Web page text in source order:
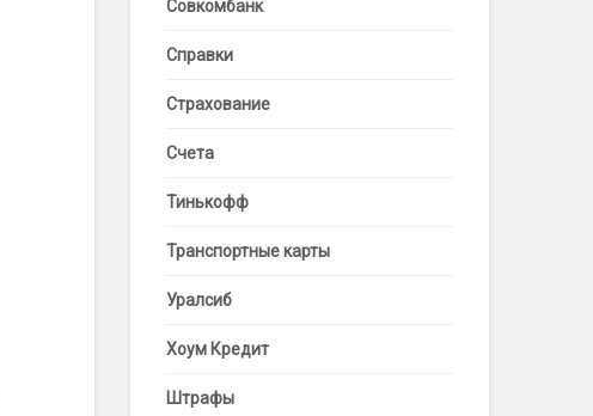
Совкомбанк
Справки
Страхование
Счета
Тинькофф
Транспортные карты
Уралсиб
Хоум Кредит
Штрафы